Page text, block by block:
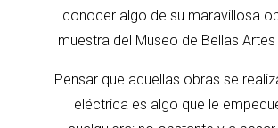
conocer algo de su maravillosa
muestra del Museo de Bellas
Pensar que aquellas obras se
eléctrica es algo que le